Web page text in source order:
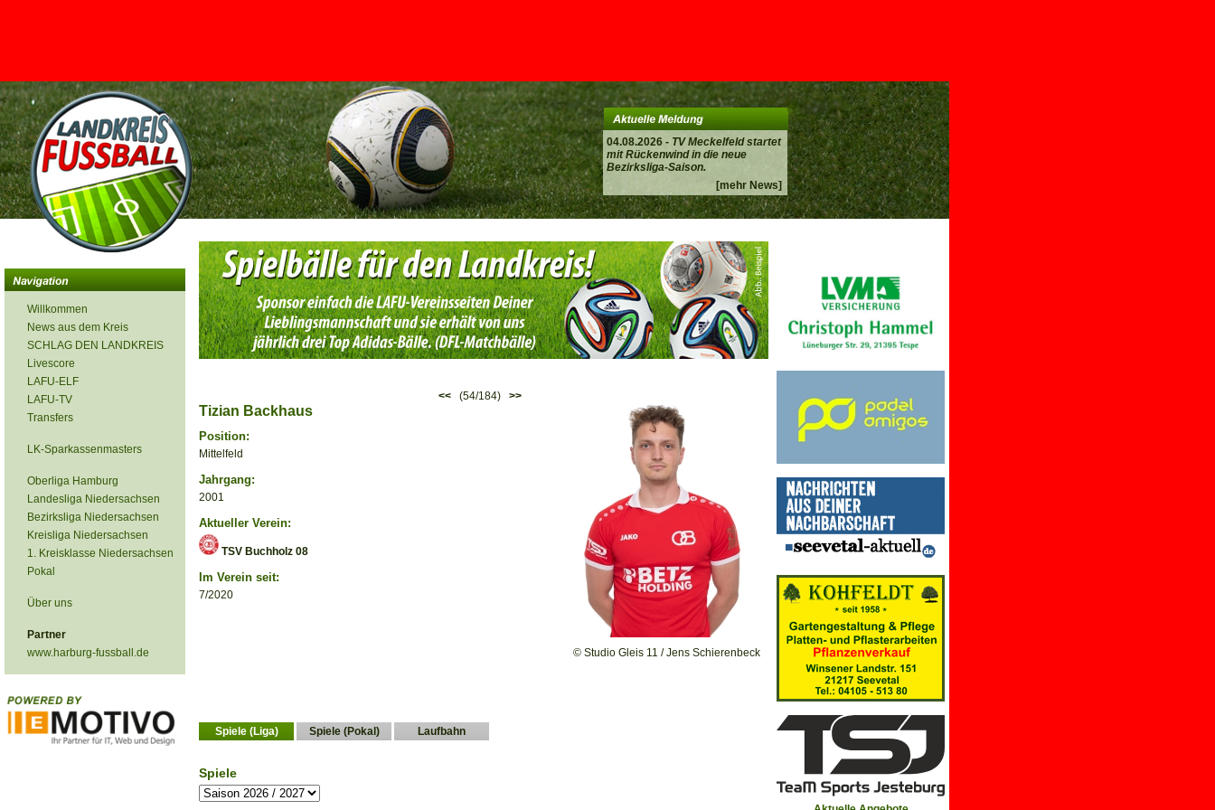
04.08.2026 - TV Meckelfeld startet
mit Rückenwind in die neue
Bezirksliga-Saison.
[mehr News]
<
Willkommen
News aus dem Kreis
SCHLAG DEN LANDKREIS
Livescore
LAFU-ELF
LAFU-TV
Transfers
LK-Sparkassenmasters
Oberliga Hamburg
Landesliga Niedersachsen
Bezirksliga Niedersachsen
Kreisliga Niedersachsen
1. Kreisklasse Niedersachsen
Pokal
Über uns
Partner
www.harburg-fussball.de
<<(54/184) >>
© Studio Gleis 11 / Jens Schierenbeck
Tizian Backhaus
Position:
Mittelfeld
Jahrgang:
2001
Aktueller Verein:
TSV Buchholz 08
Im Verein seit:
7/2020
Spiele (Liga) Spiele (Pokal) Laufbahn
Spiele